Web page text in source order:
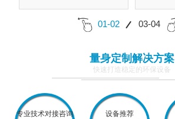
01-02 03-04
量身定制解决方案
快速打造稳定的环保设备
专业技术对接咨询
设备推荐